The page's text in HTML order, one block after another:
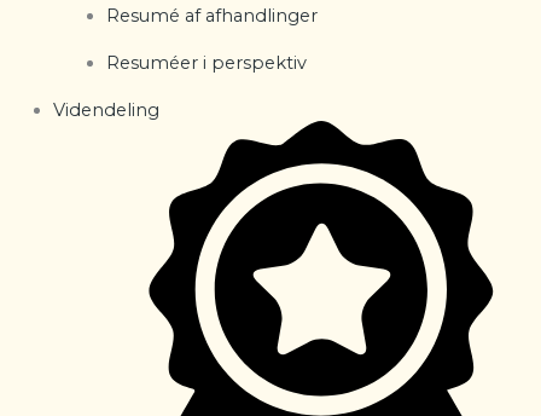
Resumé af afhandlinger
Resuméer i perspektiv
Videndeling